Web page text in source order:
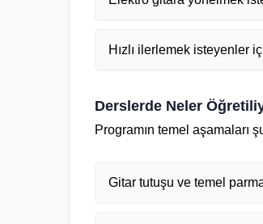
Hızlı ilerlemek isteyenler
Derslerde Neler
Programın temel aşamaları
Gitar tutuşu ve temel